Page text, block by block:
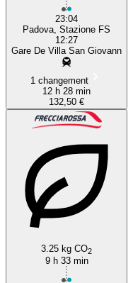
23:04
Padova, Stazione FS
12:27
Gare De Villa San Giovann
1 changement
12 h 28 min
132,50 €
3.25 kg CO2
9 h 33 min